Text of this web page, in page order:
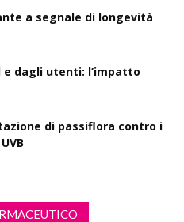
a segnale di longevità
dagli utenti: l’impatto
di passiflora contro i